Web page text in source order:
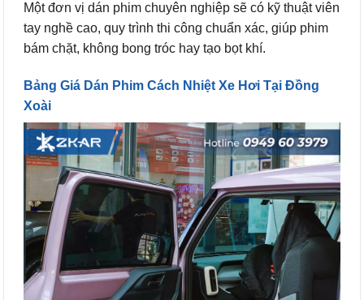
Một đơn vị dán phim chuyên nghiệp sẽ có kỹ thuật viên
tay nghề cao, quy trình thi công chuẩn xác, giúp phim
bám chặt, không bong tróc hay tạo bọt khí.
Bảng Giá Dán Phim Cách Nhiệt Xe Hơi Tại Đồng
Xoài